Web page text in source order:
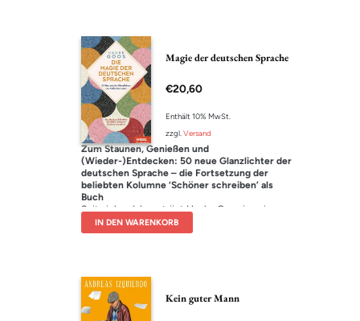
farbenfrohes, hochamüsantes Buch voller
überlebensgroßer Figuren: Dichter, Bären,
Hollywood-Schaupieler … Ein Einblick in ihr
Schreiben, in die Verbindungen zwischen
realem Leben und Kunst und in die
Funktionsweise eines der kreativsten Köpfe
unserer Zeit.
Magie der deutschen Sprache
€20,60
Enthält 10% MwSt.
zzgl. Versand
Zum Staunen, Genießen und
(Wieder-)Entdecken: 50 neue Glanzlichter der
deutschen Sprache – die Fortsetzung der
beliebten Kolumne ‘Schöner schreiben’ als
Buch
Seit vielen Jahren trägt Hauke Goos in seiner
beliebten SPIEGEL-Kolumne ‘Schöner
schreiben’ meisterhafte Beispiele der
wie elegant und anschaulich das Deutsche sein
kann. Dieser Band versammelt 50 neue, teils
unveröffentlichte Texte, darunter: ‘Die Formel
für ein gelungenes Leben’, ‘Wie man den
IN DEN WARENKORB
Kein guter Mann